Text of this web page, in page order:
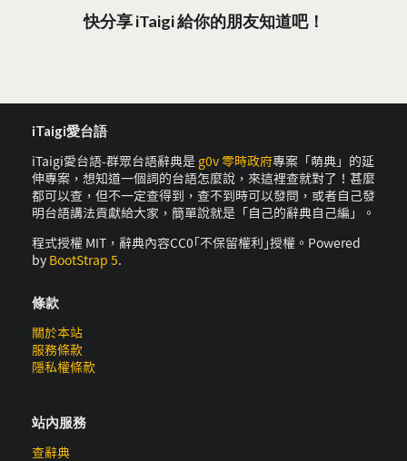
快分享 iTaigi 給你的朋友知道吧！
iTaigi愛台語
iTaigi愛台語-群眾台語辭典是 g0v 零時政府專案「萌典」的延
伸專案，想知道一個詞的台語怎麼說，來這裡查就對了！甚麼
都可以查，但不一定查得到，查不到時可以發問，或者自己發
明台語講法貢獻給大家，簡單說就是「自己的辭典自己編」。
程式授權 MIT，辭典內容CC0｢不保留權利｣授權。Powered
by BootStrap 5.
條款
關於本站
服務條款
隱私權條款
站內服務
查辭典